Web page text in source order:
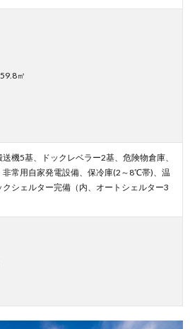
㎡
機5基、ドックレベラー2基、危険物倉庫、
非常用自家発電設備、保冷庫(2～8℃帯)、温
シェルター完備（内、オートシェルター3